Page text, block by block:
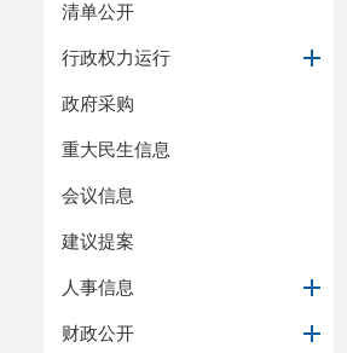
清单公开
行政权力运行
政府采购
重大民生信息
会议信息
建议提案
人事信息
财政公开